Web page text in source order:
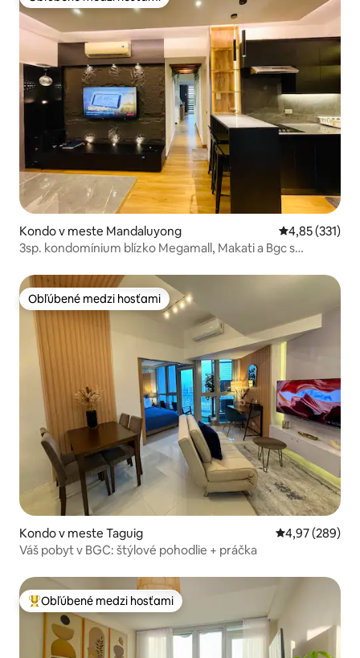
Obľúbené medzi hosťami
Kondo v meste Mandaluyong Priemerné
4,85 (331)
3sp. kondomínium blízko Megamall, Makati a Bgc s
Obľúbené medzi hosťami
Obľúbené medzi hosťami
Kondo v meste Taguig Priemerné
4,97 (289)
Váš pobyt v BGC: štýlové pohodlie + práčka
Najobľúbenejšie medzi hosťami
Obľúbené medzi hosťami